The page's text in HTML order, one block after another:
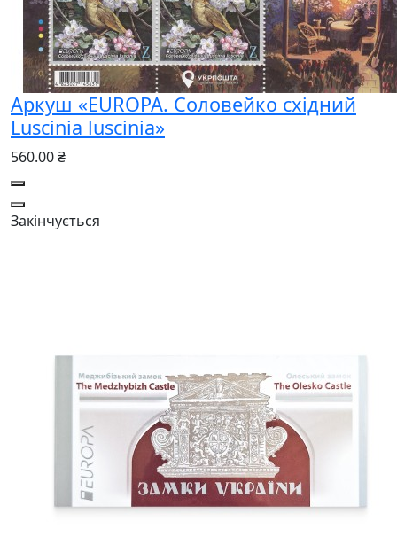
Аркуш «EUROPA. Соловейко східний
Luscinia luscinia»
560.00 ₴
Закінчується